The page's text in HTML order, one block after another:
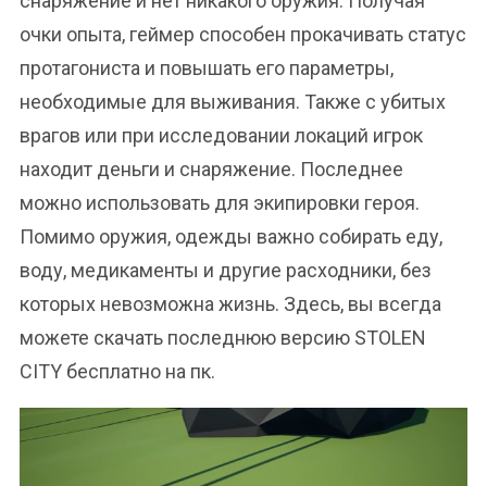
очки опыта, геймер способен прокачивать статус
протагониста и повышать его параметры,
необходимые для выживания. Также с убитых
врагов или при исследовании локаций игрок
находит деньги и снаряжение. Последнее
можно использовать для экипировки героя.
Помимо оружия, одежды важно собирать еду,
воду, медикаменты и другие расходники, без
которых невозможна жизнь. Здесь, вы всегда
можете скачать последнюю версию STOLEN
CITY бесплатно на пк.